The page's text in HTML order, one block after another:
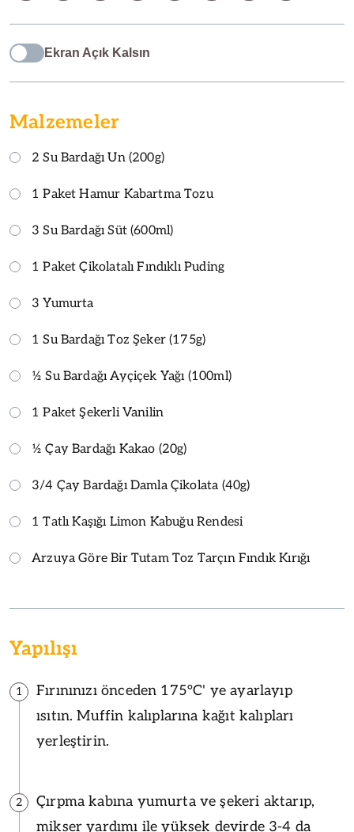
Ekran Açık Kalsın
Malzemeler
2 Su Bardağı Un (200g)
1 Paket Hamur Kabartma Tozu
3 Su Bardağı Süt (600ml)
1 Paket Çikolatalı Fındıklı Puding
3 Yumurta
1 Su Bardağı Toz Şeker (175g)
½ Su Bardağı Ayçiçek Yağı (100ml)
1 Paket Şekerli Vanilin
½ Çay Bardağı Kakao (20g)
3/4 Çay Bardağı Damla Çikolata (40g)
1 Tatlı Kaşığı Limon Kabuğu Rendesi
Arzuya Göre Bir Tutam Toz Tarçın Fındık Kırığı
Yapılışı
1
Fırınınızı önceden 175°C' ye ayarlayıp
ısıtın. Muffin kalıplarına kağıt kalıpları
yerleştirin.
2
Çırpma kabına yumurta ve şekeri aktarıp,
mikser yardımı ile yüksek devirde 3-4 da